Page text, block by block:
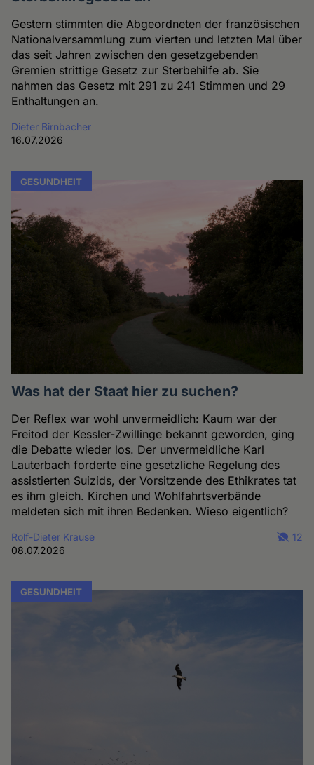
Gestern stimmten die Abgeordneten der französischen
Nationalversammlung zum vierten und letzten Mal über
das seit Jahren zwischen den gesetzgebenden
Gremien strittige Gesetz zur Sterbehilfe ab. Sie
nahmen das Gesetz mit 291 zu 241 Stimmen und 29
Enthaltungen an.
Dieter Birnbacher
16.07.2026
GESUNDHEIT
Was hat der Staat hier zu suchen?
Der Reflex war wohl unvermeidlich: Kaum war der
Freitod der Kessler-Zwillinge bekannt geworden, ging
die Debatte wieder los. Der unvermeidliche Karl
Lauterbach forderte eine gesetzliche Regelung des
assistierten Suizids, der Vorsitzende des Ethikrates tat
es ihm gleich. Kirchen und Wohlfahrtsverbände
meldeten sich mit ihren Bedenken. Wieso eigentlich?
Rolf-Dieter Krause
08.07.2026
12
GESUNDHEIT